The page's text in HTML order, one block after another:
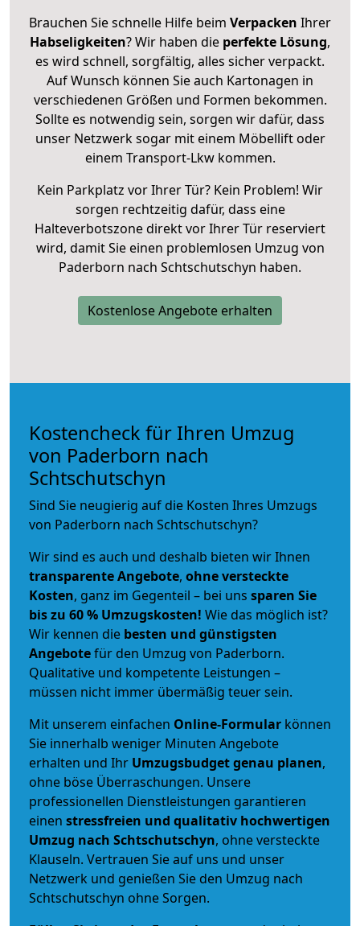
Brauchen Sie schnelle Hilfe beim Verpacken Ihrer
Habseligkeiten? Wir haben die perfekte Lösung,
es wird schnell, sorgfältig, alles sicher verpackt.
Auf Wunsch können Sie auch Kartonagen in
verschiedenen Größen und Formen bekommen.
Sollte es notwendig sein, sorgen wir dafür, dass
unser Netzwerk sogar mit einem Möbellift oder
einem Transport-Lkw kommen.
Kein Parkplatz vor Ihrer Tür? Kein Problem! Wir
sorgen rechtzeitig dafür, dass eine
Halteverbotszone direkt vor Ihrer Tür reserviert
wird, damit Sie einen problemlosen Umzug von
Paderborn nach Schtschutschyn haben.
Kostenlose Angebote erhalten
Kostencheck für Ihren Umzug
von Paderborn nach
Schtschutschyn
Sind Sie neugierig auf die Kosten Ihres Umzugs
von Paderborn nach Schtschutschyn?
Wir sind es auch und deshalb bieten wir Ihnen
transparente Angebote, ohne versteckte
Kosten, ganz im Gegenteil – bei uns sparen Sie
bis zu 60 % Umzugskosten! Wie das möglich ist?
Wir kennen die besten und günstigsten
Angebotefür den Umzug von Paderborn.
Qualitative und kompetente Leistungen –
müssen nicht immer übermäßig teuer sein.
Mit unserem einfachen Online-Formular können
Sie innerhalb weniger Minuten Angebote
erhalten und Ihr Umzugsbudgetgenau planen,
ohne böse Überraschungen. Unsere
professionellen Dienstleistungen garantieren
einen stressfreien und qualitativ hochwertigen
Umzug nach Schtschutschyn, ohne versteckte
Klauseln. Vertrauen Sie auf uns und unser
Netzwerk und genießen Sie den Umzug nach
Schtschutschyn ohne Sorgen.